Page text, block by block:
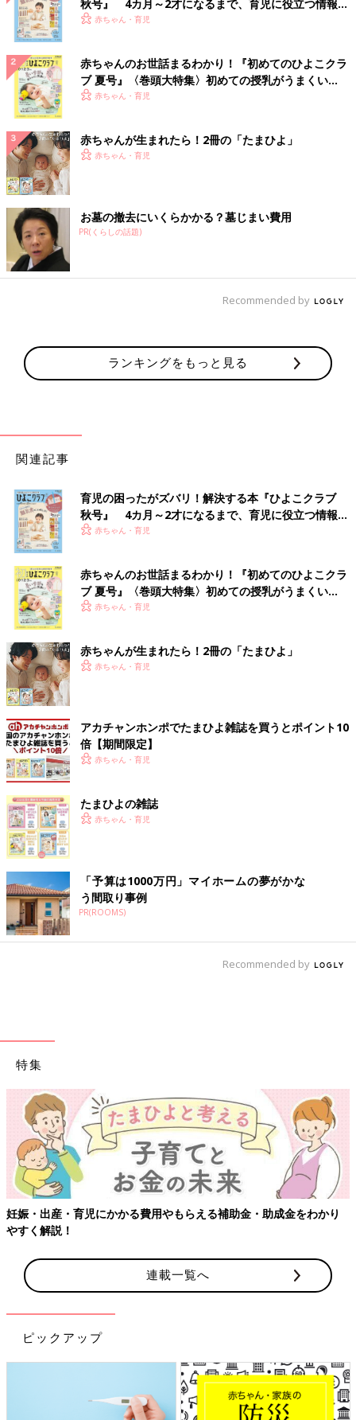
秋号』 4カ月～2才になるまで、育児に役立つ情報が
いっぱい！
赤ちゃん・育児
赤ちゃんのお世話まるわかり！『初めてのひよこクラ
ブ 夏号』〈巻頭大特集〉初めての授乳がうまくい
く！ おっぱい・ミルクの基本と夏のトラブル 解決テ
赤ちゃん・育児
赤ちゃんが生まれたら！2冊の「たまひよ」
赤ちゃん・育児
お墓の撤去にいくらかかる？墓じまい費用
PR(くらしの話題)
Recommended by
ランキングをもっと見る
関連記事
育児の困ったがズバリ！解決する本『ひよこクラブ
秋号』 4カ月～2才になるまで、育児に役立つ情報が
いっぱい！
赤ちゃん・育児
赤ちゃんのお世話まるわかり！『初めてのひよこクラ
ブ 夏号』〈巻頭大特集〉初めての授乳がうまくい
く！ おっぱい・ミルクの基本と夏のトラブル 解決テ
赤ちゃん・育児
赤ちゃんが生まれたら！2冊の「たまひよ」
赤ちゃん・育児
アカチャンホンポでたまひよ雑誌を買うとポイント10
倍【期間限定】
赤ちゃん・育児
たまひよの雑誌
赤ちゃん・育児
「予算は1000万円」マイホームの夢がかな
う間取り事例
PR(ROOMS)
Recommended by
特集
妊娠・出産・育児にかかる費用やもらえる補助金・助成金をわかり
やすく解説！
連載一覧へ
ピックアップ